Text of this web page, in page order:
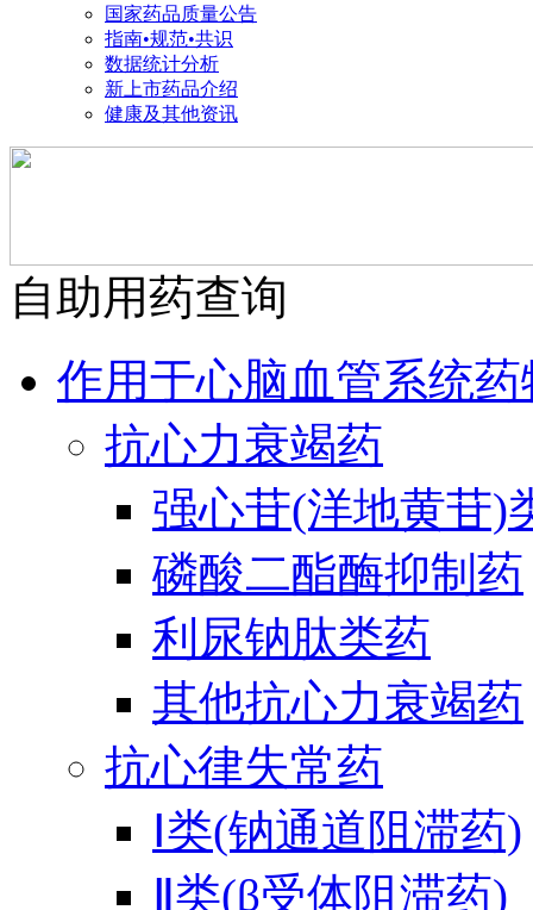
国家药品质量公告
指南•规范•共识
数据统计分析
新上市药品介绍
健康及其他资讯
自助用药查询
作用于心脑血管系统药
抗心力衰竭药
强心苷(洋地黄苷)
磷酸二酯酶抑制药
利尿钠肽类药
其他抗心力衰竭药
抗心律失常药
Ⅰ类(钠通道阻滞药)
Ⅱ类(β受体阻滞药)